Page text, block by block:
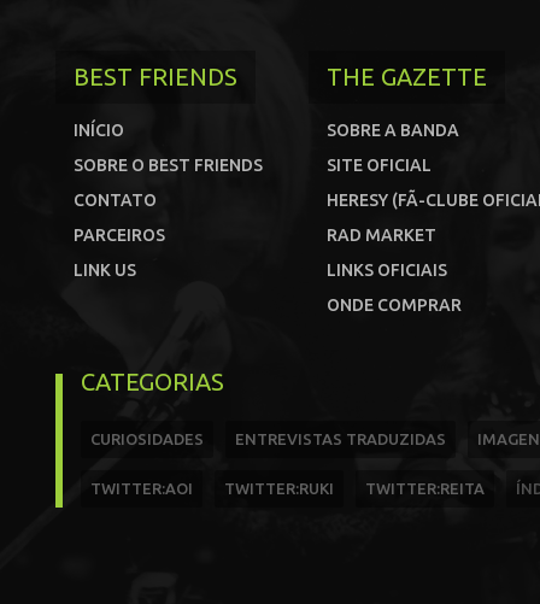
BEST FRIENDS
INÍCIO
SOBRE O BEST FRIENDS
CONTATO
PARCEIROS
LINK US
THE GAZETTE
SOBRE A BANDA
SITE OFICIAL
HERESY (FÃ-CLUBE
RAD MARKET
LINKS OFICIAIS
ONDE COMPRAR
CATEGORIAS
CURIOSIDADES ENTREVISTAS TRADUZIDAS
TWITTER:AOI TWITTER:RUKI TWITTER:REITA